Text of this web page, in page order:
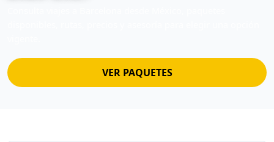
VER PAQUETES